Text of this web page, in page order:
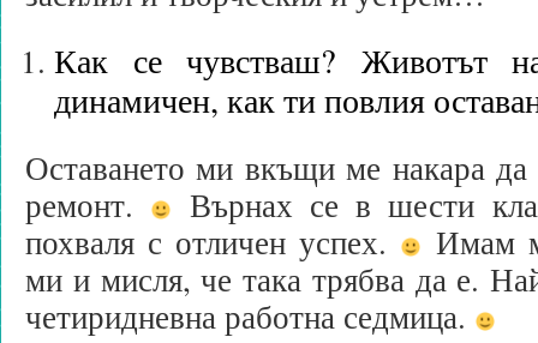
Как се чувстваш? Животът
динамичен, как ти повлия
Оставането ми вкъщи ме накара да
ремонт.
Върнах се в шести
похваля с отличен успех.
Имам
ми и мисля, че така трябва да е.
четиридневна работна седмица.